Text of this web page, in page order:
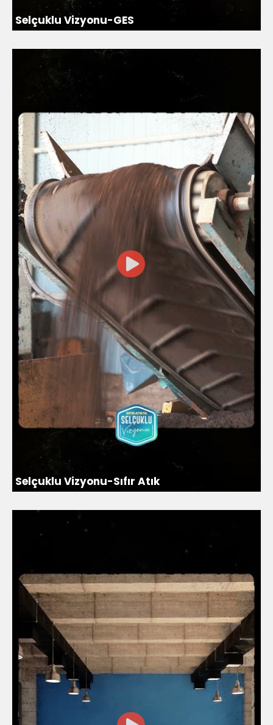
Selçuklu Vizyonu-GES
Selçuklu Vizyonu-Sıfır Atık